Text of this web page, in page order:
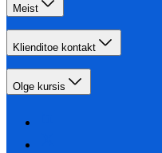
Meist
Klienditoe kontakt
Olge kursis